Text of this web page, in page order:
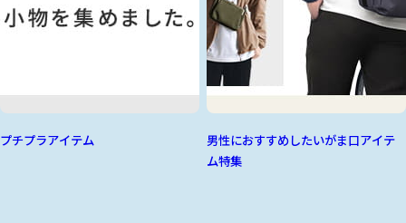
プチプラアイテム
男性におすすめしたいがま口アイテ
ム特集